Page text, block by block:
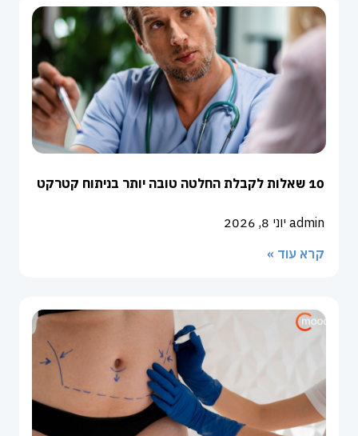
10 שאלות לקבלת החלטה טובה יותר בניתוח קטרקט
admin יוני 8, 2026
קרא עוד »